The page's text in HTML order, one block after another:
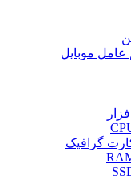
موبایل
گرافیک